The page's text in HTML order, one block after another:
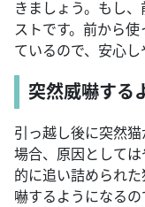
きましょう。もし
ストです。前から
ているので、安心し
突然威嚇する
引っ越し後に突然
場合、原因として
的に追い詰められ
嚇するようになるの